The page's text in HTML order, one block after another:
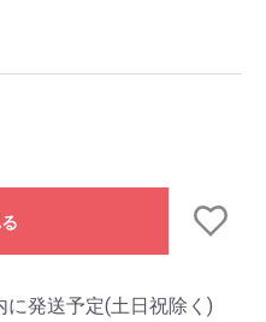
に発送予定(土日祝除く)